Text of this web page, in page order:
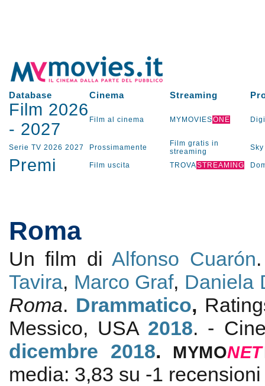
Database Cinema Streaming
Film 2026
- 2027 Film al cinema MYMOVIESONE
Serie TV 2026 2027 Prossimamente
Film gratis in
streaming
Sky
Premi Film uscita TROVASTREAMING
Roma
Un film diAlfonso Cuarón
Tavira, Marco Graf, Daniela
Roma. Drammatico,
Messico, USA 2018. -
dicembre 2018. MYMONET
media: 3,83 su -1